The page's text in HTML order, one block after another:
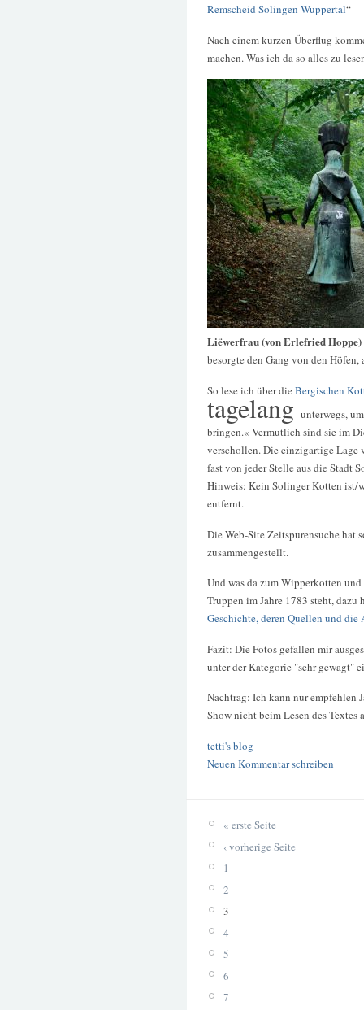
Remscheid Solingen Wuppertal“
Nach einem kurzen Überflug
machen. Was ich da so alles zu
Liëwerfrau (von Erlefried Hoppe)
besorgte den Gang von den
So lese ich über die Bergischen
tagelang unterwegs,
bringen.« Vermutlich sind sie im
verschollen. Die einzigartige Lage
fast von jeder Stelle aus die Stadt
Hinweis: Kein Solinger Kotten ist/
entfernt.
Die Web-Site Zeitspurensuche hat
zusammengestellt.
Und was da zum Wipperkotten
Truppen im Jahre 1783 steht, dazu
Geschichte, deren Quellen und die
Fazit: Die Fotos gefallen mir
unter der Kategorie "sehr gewagt"
Nachtrag: Ich kann nur empfehlen
Show nicht beim Lesen des
tetti's blog
Neuen Kommentar schreiben
« erste Seite
‹ vorherige Seite
1
2
3
4
5
6
7